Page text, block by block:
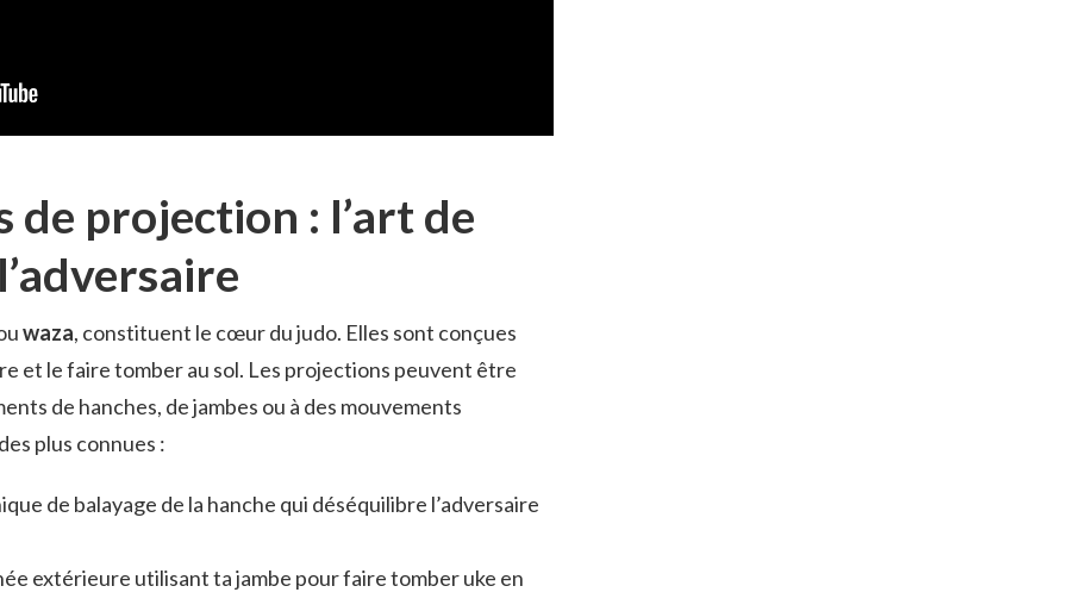
de projection : l’art de
waza, constituent le cœur du judo. Elles sont conçues
et le faire tomber au sol. Les projections peuvent être
de hanches, de jambes ou à des mouvements
plus connues :
de balayage de la hanche qui déséquilibre l’adversaire
extérieure utilisant ta jambe pour faire tomber uke en